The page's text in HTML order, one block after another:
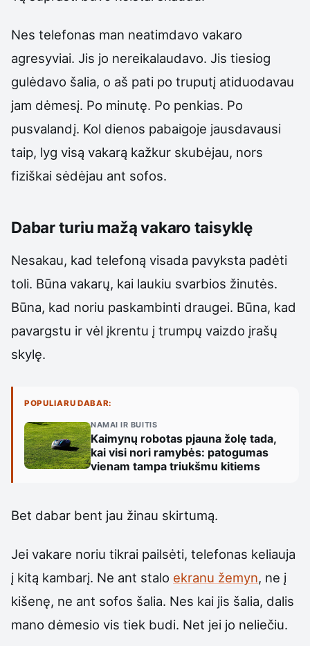
Nes telefonas man neatimdavo vakaro
agresyviai. Jis jo nereikalaudavo. Jis tiesiog
gulėdavo šalia, o aš pati po truputį atiduodavau
jam dėmesį. Po minutę. Po penkias. Po
pusvalandį. Kol dienos pabaigoje jausdavausi
taip, lyg visą vakarą kažkur skubėjau, nors
fiziškai sėdėjau ant sofos.
Dabar turiu mažą vakaro taisyklę
Nesakau, kad telefoną visada pavyksta padėti
toli. Būna vakarų, kai laukiu svarbios žinutės.
Būna, kad noriu paskambinti draugei. Būna, kad
pavargstu ir vėl įkrentu į trumpų vaizdo įrašų
skylę.
POPULIARU DABAR:
NAMAI IR BUITIS
Kaimynų robotas pjauna žolę tada,
kai visi nori ramybės: patogumas
vienam tampa triukšmu kitiems
Bet dabar bent jau žinau skirtumą.
Jei vakare noriu tikrai pailsėti, telefonas keliauja
į kitą kambarį. Ne ant stalo ekranu žemyn, ne į
kišenę, ne ant sofos šalia. Nes kai jis šalia, dalis
mano dėmesio vis tiek budi. Net jei jo neliečiu.